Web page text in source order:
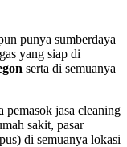
punya sumberdaya
yang siap di
serta di semuanya
pemasok jasa cleaning
sakit, pasar
di semuanya lokasi